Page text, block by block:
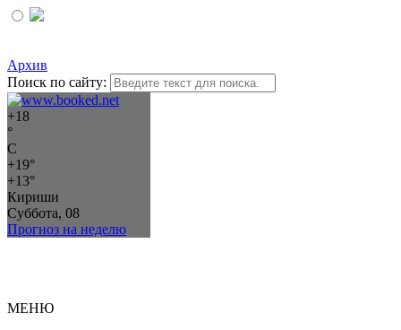
Архив
Поиск по сайту:
+18
°
C
+19°
+13°
Кириши
Суббота, 08
Прогноз на неделю
МЕНЮ